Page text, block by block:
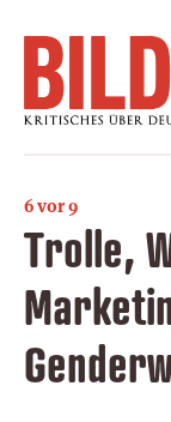
6 vor 9
Trolle,